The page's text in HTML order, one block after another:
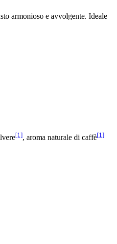
armonioso e avvolgente. Ideale
[1], aroma naturale di caffè[1]